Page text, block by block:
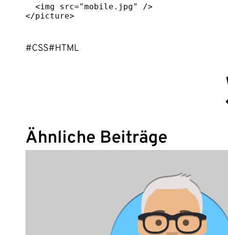
<img src="mobile.jpg"
/>
</picture>
#CSS#HTML
Ähnliche Beiträge